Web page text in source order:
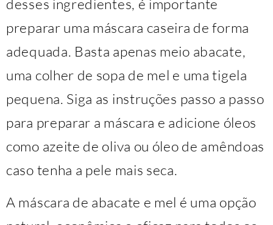
desses ingredientes, é importante
preparar uma máscara caseira de forma
adequada. Basta apenas meio abacate,
uma colher de sopa de mel e uma tigela
pequena. Siga as instruções passo a passo
para preparar a máscara e adicione óleos
como azeite de oliva ou óleo de amêndoas
caso tenha a pele mais seca.
A máscara de abacate e mel é uma opção